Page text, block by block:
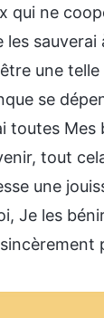
qui ne
sauverai
une
se
toutes
tout
une
Je les